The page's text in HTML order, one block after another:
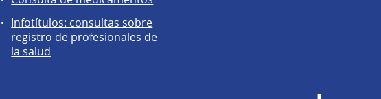
Infotítulos: consultas sobre
registro de profesionales de
la salud